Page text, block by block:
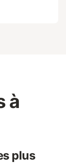
à
plus